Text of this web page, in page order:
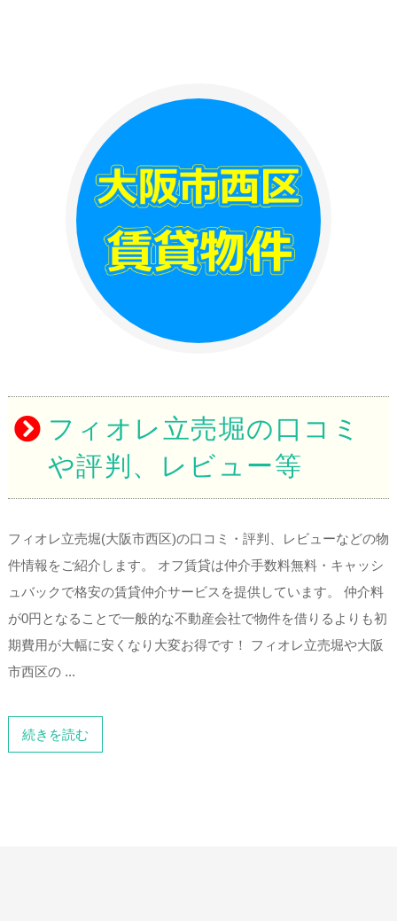
フィオレ立売堀の口コミ
や評判、レビュー等
フィオレ立売堀(大阪市西区)の口コミ・評判、レビューなどの物
件情報をご紹介します。 オフ賃貸は仲介手数料無料・キャッシ
ュバックで格安の賃貸仲介サービスを提供しています。 仲介料
が0円となることで一般的な不動産会社で物件を借りるよりも初
期費用が大幅に安くなり大変お得です！ フィオレ立売堀や大阪
市西区の ...
続きを読む